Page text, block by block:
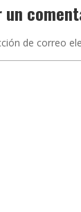
un
de correo